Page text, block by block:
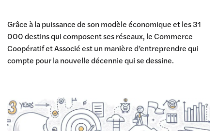
Grâce à la puissance de son modèle économique et les 31
000 destins qui composent ses réseaux, le Commerce
Coopératif et Associé est un manière d’entreprendre qui
compte pour la nouvelle décennie qui se dessine.